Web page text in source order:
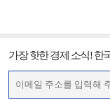
가장 핫한 경제 소식! 한